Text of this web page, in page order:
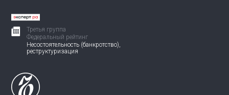
Третья группа
Федеральный рейтинг
Несостоятельность (банкротство),
реструктуризация